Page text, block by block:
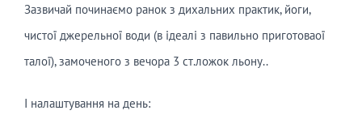
Зазвичай починаємо ранок з дихальних практик, йоги,
чистої джерельної води (в ідеалі з павильно приготоваої
талої), замоченого з вечора 3 ст.ложок льону..
І налаштування на день: